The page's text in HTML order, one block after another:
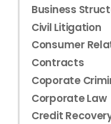
Business
Civil Litigation
Consumer
Contracts
Coporate
Corporate Law
Credit